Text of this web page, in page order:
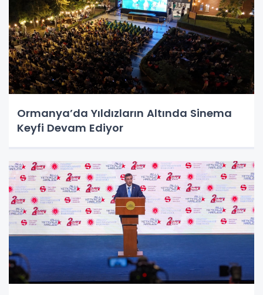
Ormanya’da Yıldızların Altında Sinema
Keyfi Devam Ediyor